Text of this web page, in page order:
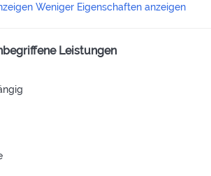
Weniger Eigenschaften anzeigen
Leistungen